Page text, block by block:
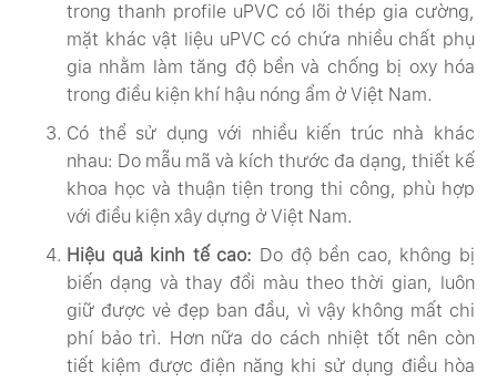
trong thanh profile uPVC có lõi thép gia cường,
mặt khác vật liệu uPVC có chứa nhiều chất phụ
gia nhằm làm tăng độ bền và chống bị oxy hóa
trong điều kiện khí hậu nóng ẩm ở Việt Nam.
Có thể sử dụng với nhiều kiến trúc nhà khác
nhau: Do mẫu mã và kích thước đa dạng, thiết kế
khoa học và thuận tiện trong thi công, phù hợp
với điều kiện xây dựng ở Việt Nam.
Hiệu quả kinh tế cao: Do độ bền cao, không bị
biến dạng và thay đổi màu theo thời gian, luôn
giữ được vẻ đẹp ban đầu, vì vậy không mất chi
phí bảo trì. Hơn nữa do cách nhiệt tốt nên còn
tiết kiệm được điện năng khi sử dụng điều hòa